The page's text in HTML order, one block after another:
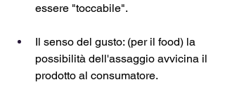
essere "toccabile".
Il senso del gusto: (per il food) la
possibilità dell'assaggio avvicina il
prodotto al consumatore.